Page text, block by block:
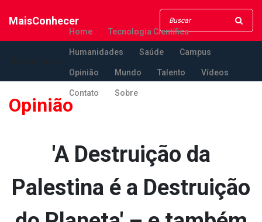
MaisConhecer
Home Tecnologia Científica
Humanidades Saúde Campus
Opinião Mundo Talento Vídeos
Contato Sobre
Opinião
'A Destruição da
Palestina é a Destruição